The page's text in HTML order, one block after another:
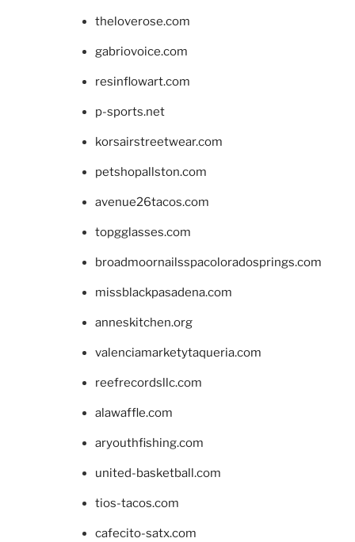
theloverose.com
gabriovoice.com
resinflowart.com
p-sports.net
korsairstreetwear.com
petshopallston.com
avenue26tacos.com
topgglasses.com
broadmoornailsspacoloradosprings.com
missblackpasadena.com
anneskitchen.org
valenciamarketytaqueria.com
reefrecordsllc.com
alawaffle.com
aryouthfishing.com
united-basketball.com
tios-tacos.com
cafecito-satx.com